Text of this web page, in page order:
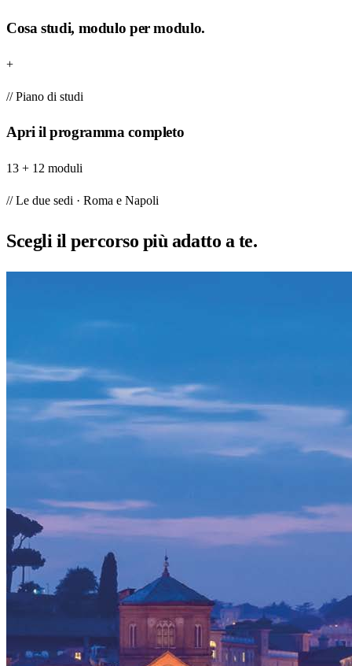
Cosa studi, modulo per modulo.
+
// Piano di studi
Apri il programma completo
13 + 12 moduli
// Le due sedi · Roma e Napoli
Scegli il percorso più adatto a te.